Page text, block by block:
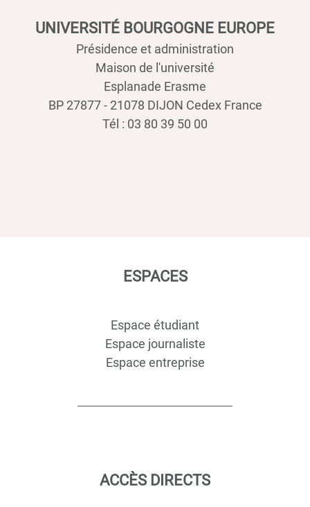
UNIVERSITÉ BOURGOGNE EUROPE
Présidence et administration
Maison de l'université
Esplanade Erasme
BP 27877 - 21078 DIJON Cedex France
Tél : 03 80 39 50 00
ESPACES
Espace étudiant
Espace journaliste
Espace entreprise
ACCÈS DIRECTS